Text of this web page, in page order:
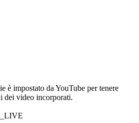
è impostato da YouTube per tenere
dei video incorporati.